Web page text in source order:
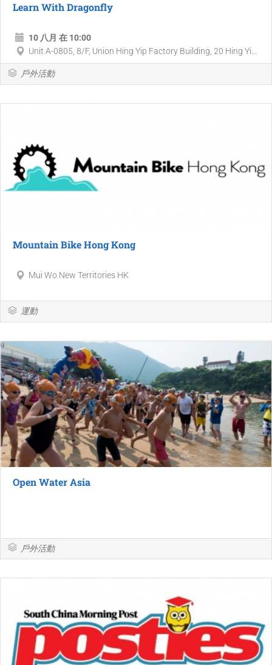
Learn With Dragonfly
10 八月 在 10:00
Unit A-0805, 8/F, Union Hing Yip Factory Building, 20 Hing Yi...
戶外活動
Mountain Bike Hong Kong
Mui Wo New Territories HK
運動
Open Water Asia
戶外活動